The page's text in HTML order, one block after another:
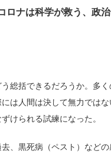
ナは科学が救う、政治
総括できるだろうか。多く
は人間は決して無力ではな
けられる試練になった。
、黒死病（ペスト）などの